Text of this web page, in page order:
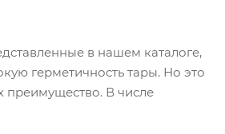
в нашем каталоге,
герметичность тары. Но это
преимущество. В числе